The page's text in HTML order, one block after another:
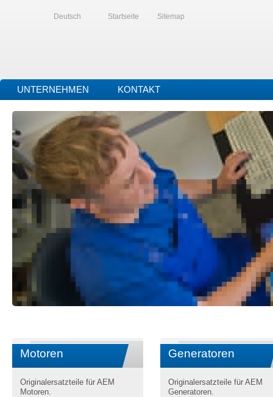
Deutsch Startseite Sitemap
UNTERNEHMEN KONTAKT
Motoren
Originalersatzteile für AEM
Motoren.
Generatoren
Originalersatzteile für AEM
Generatoren.